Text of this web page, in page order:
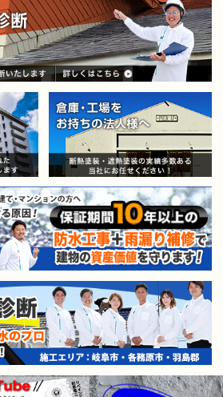
賃貸マンション・アパートオー